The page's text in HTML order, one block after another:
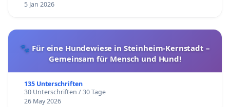
5 Jan 2026
🐾 Für eine Hundewiese in Steinheim-Kernstadt –
Gemeinsam für Mensch und Hund!
135 Unterschriften
30 Unterschriften / 30 Tage
26 May 2026